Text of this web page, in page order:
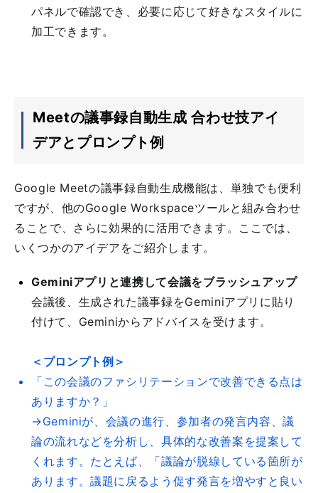
パネルで確認でき、必要に応じて好きなスタイルに
加工できます。
Meetの議事録自動生成 合わせ技アイ
デアとプロンプト例
Google Meetの議事録自動生成機能は、単独でも便利
ですが、他のGoogle Workspaceツールと組み合わせ
ることで、さらに効果的に活用できます。ここでは、
いくつかのアイデアをご紹介します。
Geminiアプリと連携して会議をブラッシュアップ
会議後、生成された議事録をGeminiアプリに貼り
付けて、Geminiからアドバイスを受けます。
＜プロンプト例＞
「この会議のファシリテーションで改善できる点は
ありますか？」
→Geminiが、会議の進行、参加者の発言内容、議
論の流れなどを分析し、具体的な改善案を提案して
くれます。たとえば、「議論が脱線している箇所が
あります。議題に戻るよう促す発言を増やすと良い